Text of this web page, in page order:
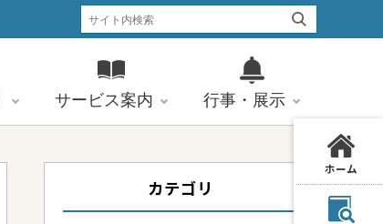
サービス案内 行事・展示
カテゴリ
ホーム